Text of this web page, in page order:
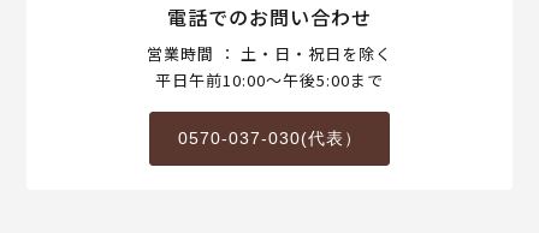
電話でのお問い合わせ
営業時間 ： 土・日・祝日を除く
平日午前10:00～午後5:00まで
0570-037-030(代表）